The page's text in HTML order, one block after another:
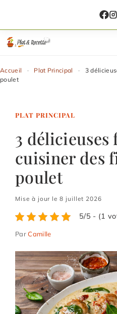
contenu
Accueil - Plat Principal -
3
poulet
PLAT PRINCIPAL
3 délicieuses
cuisiner des
poulet
Mise à jour le 8 juillet 2026
5/5 - (1
ParCamille